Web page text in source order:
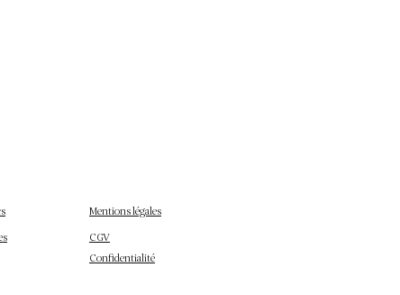
Mentions légales
CGV
Confidentialité